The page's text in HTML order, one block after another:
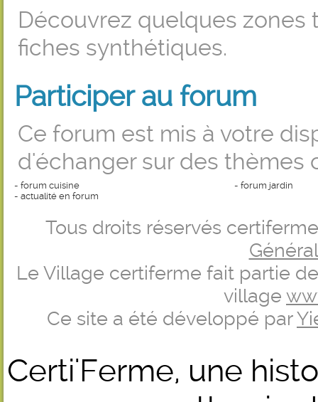
Découvrez quelques
fiches synthétiques.
Participer au forum
Ce forum est mis à votre
d'échanger sur des thèmes
- forum cuisine -forum jardin
- actualité en forum
Tous droits réservés
Le Village certiferme fait partie
village
Ce site a été développé par
Certi'Ferme, une